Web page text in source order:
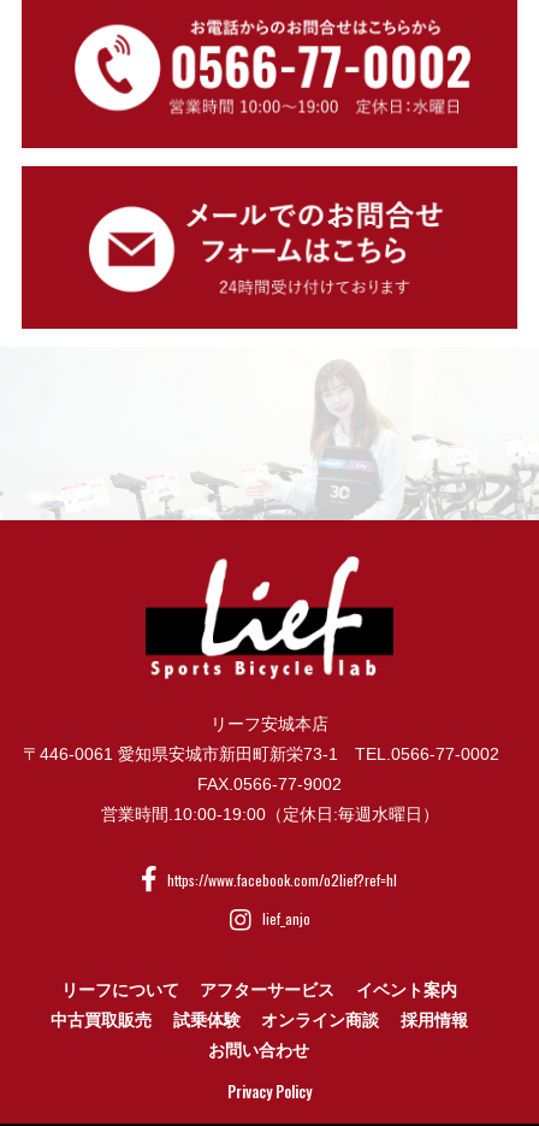
リーフ安城本店
〒446-0061 愛知県安城市新田町新栄73-1 TEL.0566-77-0002
FAX.0566-77-9002
営業時間.10:00-19:00（定休日:毎週水曜日）
https://www.facebook.com/o2lief?ref=hl
lief_anjo
リーフについて アフターサービス
イベント案内
中古買取販売
試乗体験 オンライン商談
採用情報
お問い合わせ
Privacy Policy